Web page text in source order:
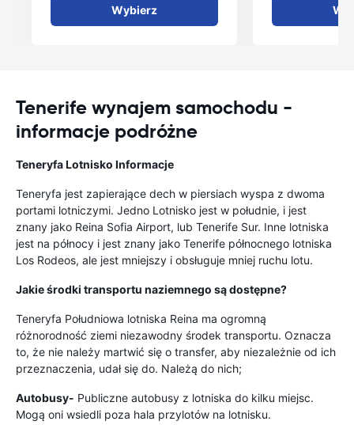
Wybierz
Tenerife wynajem samochodu -
informacje podróżne
TeneryfaLotnisko Informacje
Teneryfa jest zapierające dech w piersiach wyspa z dwoma
portami lotniczymi. Jedno Lotnisko jest w południe, i jest
znany jako Reina Sofia Airport, lub Tenerife Sur. Inne lotniska
jest na północy i jest znany jako Tenerife północnego lotniska
Los Rodeos, ale jest mniejszy i obsługuje mniej ruchu lotu.
Jakie środki transportu naziemnego są dostępne?
Teneryfa Południowa lotniska Reina ma ogromną
różnorodność ziemi niezawodny środek transportu. Oznacza
to, że nie należy martwić się o transfer, aby niezależnie od ich
przeznaczenia, udał się do. Należą do nich;
Autobusy- Publiczne autobusy z lotniska do kilku miejsc.
Mogą oni wsiedli poza hala przylotów na lotnisku.